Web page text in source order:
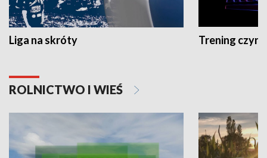
Liga na skróty Trening czyni
ROLNICTWO I WIEŚ